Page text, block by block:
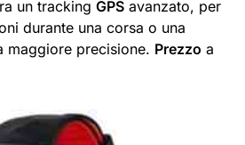
un tracking GPS avanzato, per
durante una corsa o una
maggiore precisione. Prezzo a